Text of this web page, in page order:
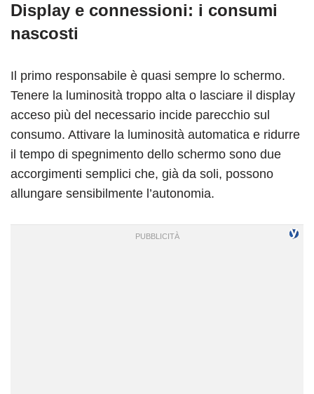
Display e connessioni: i consumi
nascosti
Il primo responsabile è quasi sempre lo schermo.
Tenere la luminosità troppo alta o lasciare il display
acceso più del necessario incide parecchio sul
consumo. Attivare la luminosità automatica e ridurre
il tempo di spegnimento dello schermo sono due
accorgimenti semplici che, già da soli, possono
allungare sensibilmente l’autonomia.